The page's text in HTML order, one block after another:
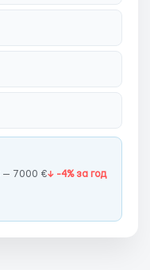
— 7000 €↓ -4% за год